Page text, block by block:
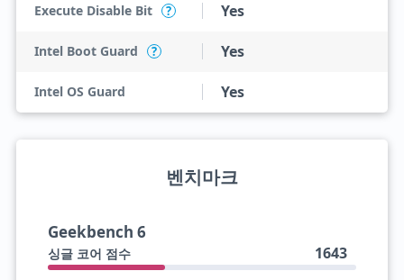
Execute Disable Bit ? Yes
Intel Boot Guard ? Yes
Intel OS Guard Yes
벤치마크
Geekbench 6
싱글 코어 점수 1643